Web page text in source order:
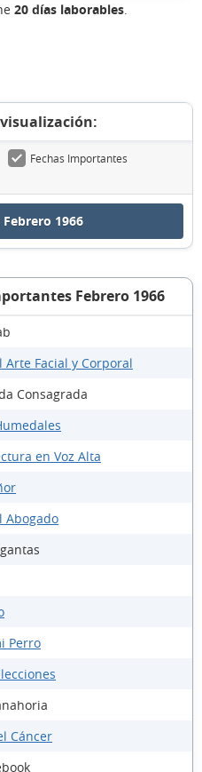
20 días laborables.
Fechas Importantes
1966
Febrero 1966
Facial y Corporal
Consagrada
en Voz Alta
Abogado
Perro
Cáncer